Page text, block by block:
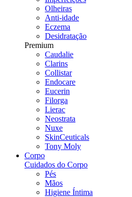
Olheiras
Anti-idade
Eczema
Desidratação
Premium
Caudalie
Clarins
Collistar
Endocare
Eucerin
Filorga
Lierac
Neostrata
Nuxe
SkinCeuticals
Tony Moly
Corpo
Cuidados do Corpo
Pés
Mãos
Higiene Íntima